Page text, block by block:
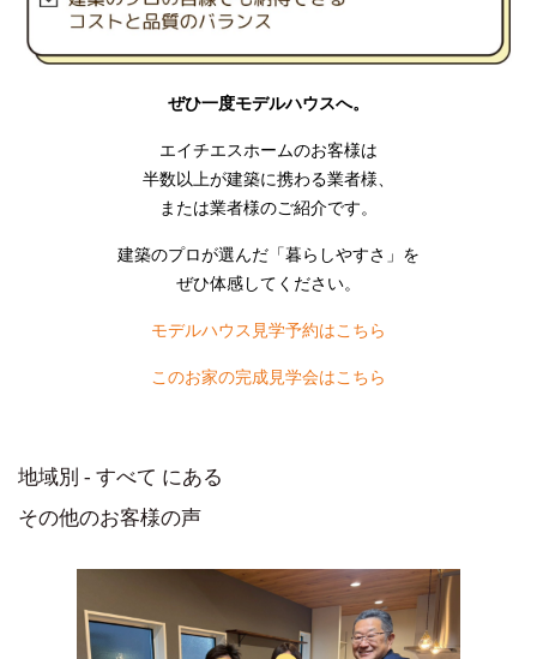
ぜひ一度モデルハウスへ。
エイチエスホームのお客様は
半数以上が建築に携わる業者様、
または業者様のご紹介です。
建築のプロが選んだ「暮らしやすさ」を
ぜひ体感してください。
モデルハウス見学予約はこちら
このお家の完成見学会はこちら
地域別 - すべて にある
その他のお客様の声